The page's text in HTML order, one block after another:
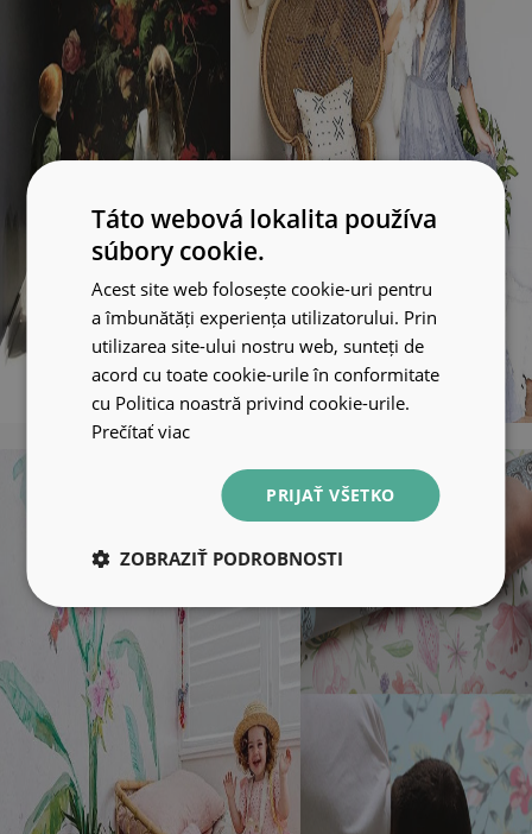
Táto webová lokalita používa
súbory cookie.
Acest site web folosește cookie-uri pentru
a îmbunătăți experiența utilizatorului. Prin
utilizarea site-ului nostru web, sunteți de
acord cu toate cookie-urile în conformitate
cu Politica noastră privind cookie-urile.
Prečítať viac
PRIJAŤ VŠETKO
ZOBRAZIŤ PODROBNOSTI